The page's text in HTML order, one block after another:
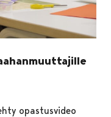
opastusvideo